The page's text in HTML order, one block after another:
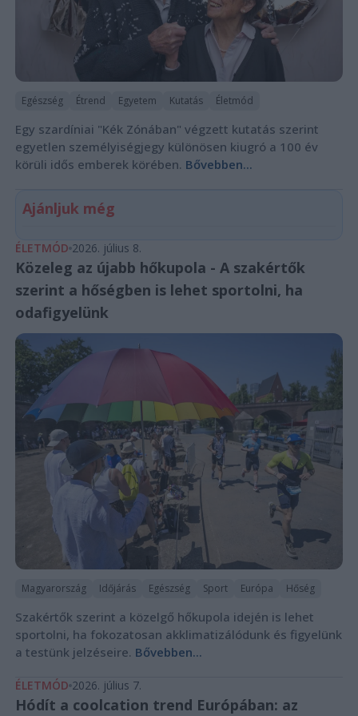
Egészség Étrend Egyetem Kutatás Életmód
Egy szardíniai "Kék Zónában" végzett kutatás szerint
egyetlen személyiségjegy különösen kiugró a 100 év
körüli idős emberek körében. Bővebben...
Ajánljuk még
ÉLETMÓD 2026. július 8.
Közeleg az újabb hőkupola - A szakértők
szerint a hőségben is lehet sportolni, ha
odafigyelünk
Magyarország Időjárás Egészség Sport Európa Hőség
Szakértők szerint a közelgő hőkupola idején is lehet
sportolni, ha fokozatosan akklimatizálódunk és figyelünk
a testünk jelzéseire. Bővebben...
ÉLETMÓD 2026. július 7.
Hódít a coolcation trend Európában: az